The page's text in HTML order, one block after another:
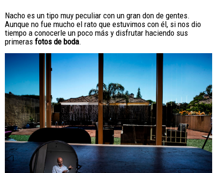
Nacho es un tipo muy peculiar con un gran don de gentes.
Aunque no fue mucho el rato que estuvimos con él, si nos dio
tiempo a conocerle un poco más y disfrutar haciendo sus
primeras fotos de boda.